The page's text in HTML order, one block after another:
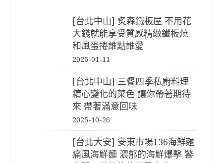
[台北中山] 炙森鐵板屋 不用花
大錢就能享受質感精緻鐵板燒
和風蛋捲誰點誰愛
2026-01-11
[台北中山] 三餐四季私廚料理
精心變化的菜色 讓你帶著期待
來 帶著滿意回味
2025-10-26
[台北大安] 安東市場136海鮮麵
痛風海鮮麵 濃郁的海鮮爆擊 饕